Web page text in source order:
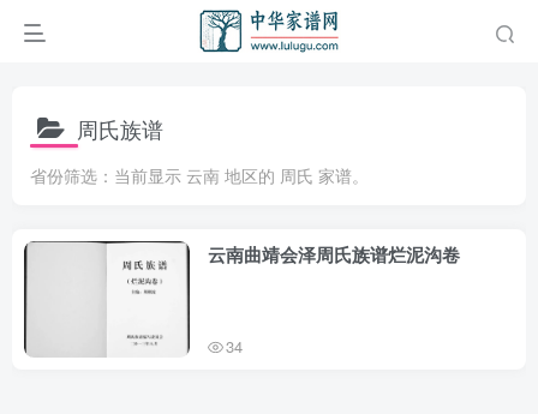
周氏族谱
省份筛选：当前显示 云南 地区的 周氏 家谱。
云南曲靖会泽周氏族谱烂泥沟卷
34